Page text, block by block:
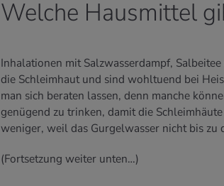
Welche Hausmittel
Inhalationen mit Salzwasserdampf,
die Schleimhaut und sind wohltuend bei
man sich beraten lassen, denn manche
genügend zu trinken, damit die
weniger, weil das Gurgelwasser nicht bis zu
(Fortsetzung weiter unten…)